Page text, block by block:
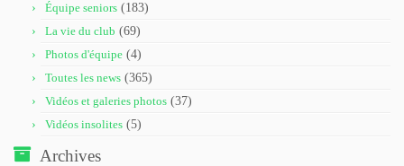
Équipe seniors (183)
La vie du club (69)
Photos d'équipe (4)
Toutes les news (365)
Vidéos et galeries photos (37)
Vidéos insolites (5)
Archives